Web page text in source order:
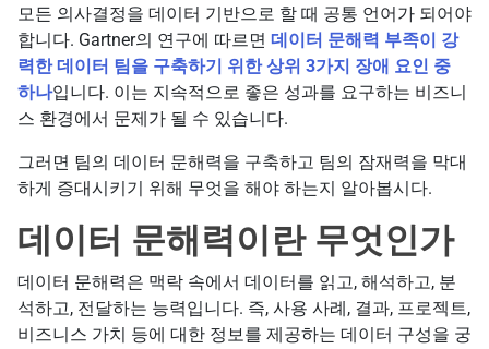
모든 의사결정을 데이터 기반으로 할 때 공통 언어가 되어야
합니다. Gartner의 연구에 따르면 데이터 문해력 부족이 강
력한 데이터 팀을 구축하기 위한 상위 3가지 장애 요인 중
하나입니다. 이는 지속적으로 좋은 성과를 요구하는 비즈니
스 환경에서 문제가 될 수 있습니다.
그러면 팀의 데이터 문해력을 구축하고 팀의 잠재력을 막대
하게 증대시키기 위해 무엇을 해야 하는지 알아봅시다.
데이터 문해력이란 무엇인가
데이터 문해력은 맥락 속에서 데이터를 읽고, 해석하고, 분
석하고, 전달하는 능력입니다. 즉, 사용 사례, 결과, 프로젝트,
비즈니스 가치 등에 대한 정보를 제공하는 데이터 구성을 궁